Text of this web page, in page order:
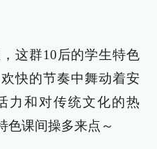
这群10后的学生特色
快的节奏中舞动着安
力和对传统文化的热
色课间操多来点～